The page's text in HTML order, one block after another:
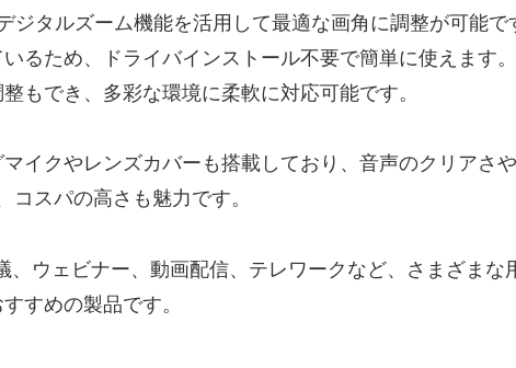
タルズーム機能を活用して最適な画角に調整が可能で
るため、ドライバインストール不要で簡単に使えます。
もでき、多彩な環境に柔軟に対応可能です。
イクやレンズカバーも搭載しており、音声のクリアさ
スパの高さも魅力です。
ウェビナー、動画配信、テレワークなど、さまざまな
すめの製品です。